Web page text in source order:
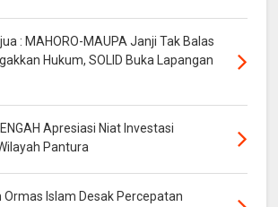
: MAHORO-MAUPA Janji Tak Balas
Hukum, SOLID Buka Lapangan
Apresiasi Niat Investasi
Pantura
Islam Desak Percepatan